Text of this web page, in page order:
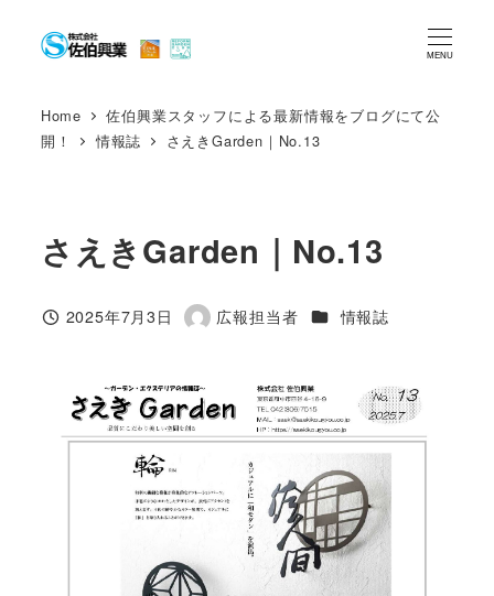
MENU
Home
佐伯興業スタッフによる最新情報をブログにて公
開！
情報誌 さえきGarden｜No.13
さえきGarden｜No.13
投稿日
2025年7月3日
著
広報担当者 カテゴリー
情報誌